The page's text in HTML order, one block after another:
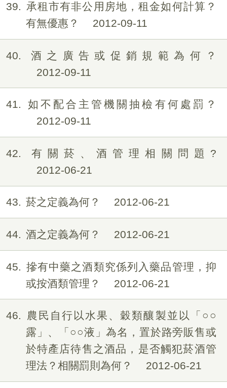
39
承租市有非公用房地，租金如何計算？
有無優惠？
2012-09-11
40
酒之廣告或促銷規範為何？
2012-09-11
41
如不配合主管機關抽檢有何處罰？
2012-09-11
42
有關菸、酒管理相關問題?
2012-06-21
43 菸之定義為何？ 2012-06-21
44 酒之定義為何？ 2012-06-21
45
摻有中藥之酒類究係列入藥品管理，抑
或按酒類管理？
2012-06-21
46
農民自行以水果、穀類釀製並以「○○
露」、「○○液」為名，置於路旁販售或
於特產店待售之酒品，是否觸犯菸酒管
理法？相關罰則為何？
2012-06-21